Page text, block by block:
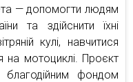
— допомогти людям
та здійснити їхні
кулі, навчитися
на мотоциклі. Проєкт
благодійним фондом